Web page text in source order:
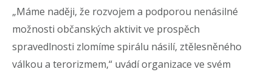
„Máme naději, že rozvojem a podporou nenásilné
možnosti občanských aktivit ve prospěch
spravedlnosti zlomíme spirálu násilí, ztělesněného
válkou a terorizmem,“ uvádí organizace ve svém